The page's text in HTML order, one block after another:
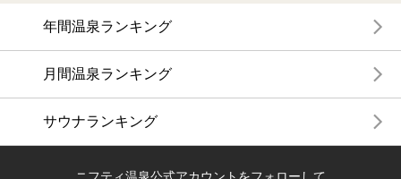
年間温泉ランキング
月間温泉ランキング
サウナランキング